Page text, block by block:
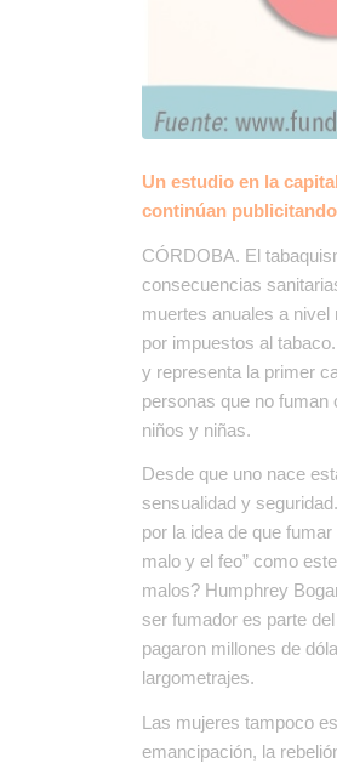
Un estudio en la
continúan
CÓRDOBA. El
consecuencias
muertes anuales a
por impuestos al
y representa la primer
personas que no
niños y niñas.
Desde que uno nace
sensualidad y
por la idea de que
malo y el feo” como
malos? Humphrey
ser fumador es parte
pagaron millones de
largometrajes.
Las mujeres tampoco
emancipación, la